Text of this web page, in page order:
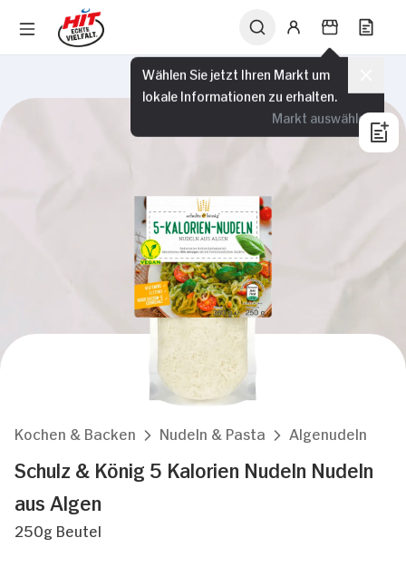
Wählen Sie jetzt Ihren Markt um
lokale Informationen zu erhalten.
Markt auswählen
Kochen & Backen Nudeln & Pasta Algenudeln
Schulz & König 5 Kalorien Nudeln Nudeln
aus Algen
250g Beutel